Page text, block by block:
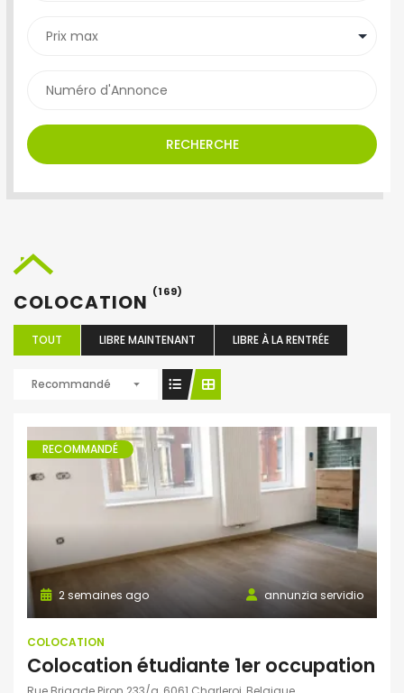
RECHERCHE
COLOCATION (169)
TOUT LIBRE MAINTENANT LIBRE À LA RENTRÉE
Recommandé
RECOMMANDÉ
annunzia servidio
2 semaines ago
COLOCATION
Colocation étudiante 1er occupation